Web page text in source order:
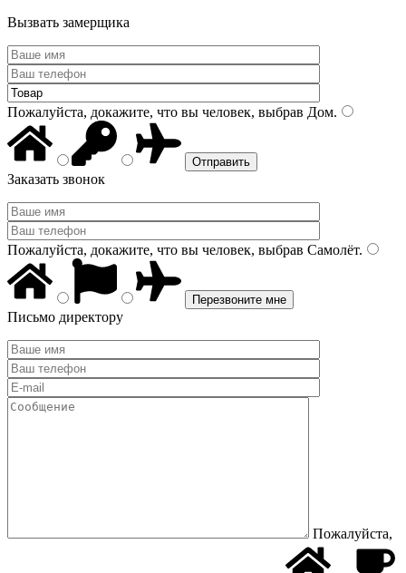
Вызвать замерщика
Пожалуйста, докажите, что вы человек, выбрав Дом.
Заказать звонок
Пожалуйста, докажите, что вы человек, выбрав Самолёт.
Письмо директору
Пожалуйста,